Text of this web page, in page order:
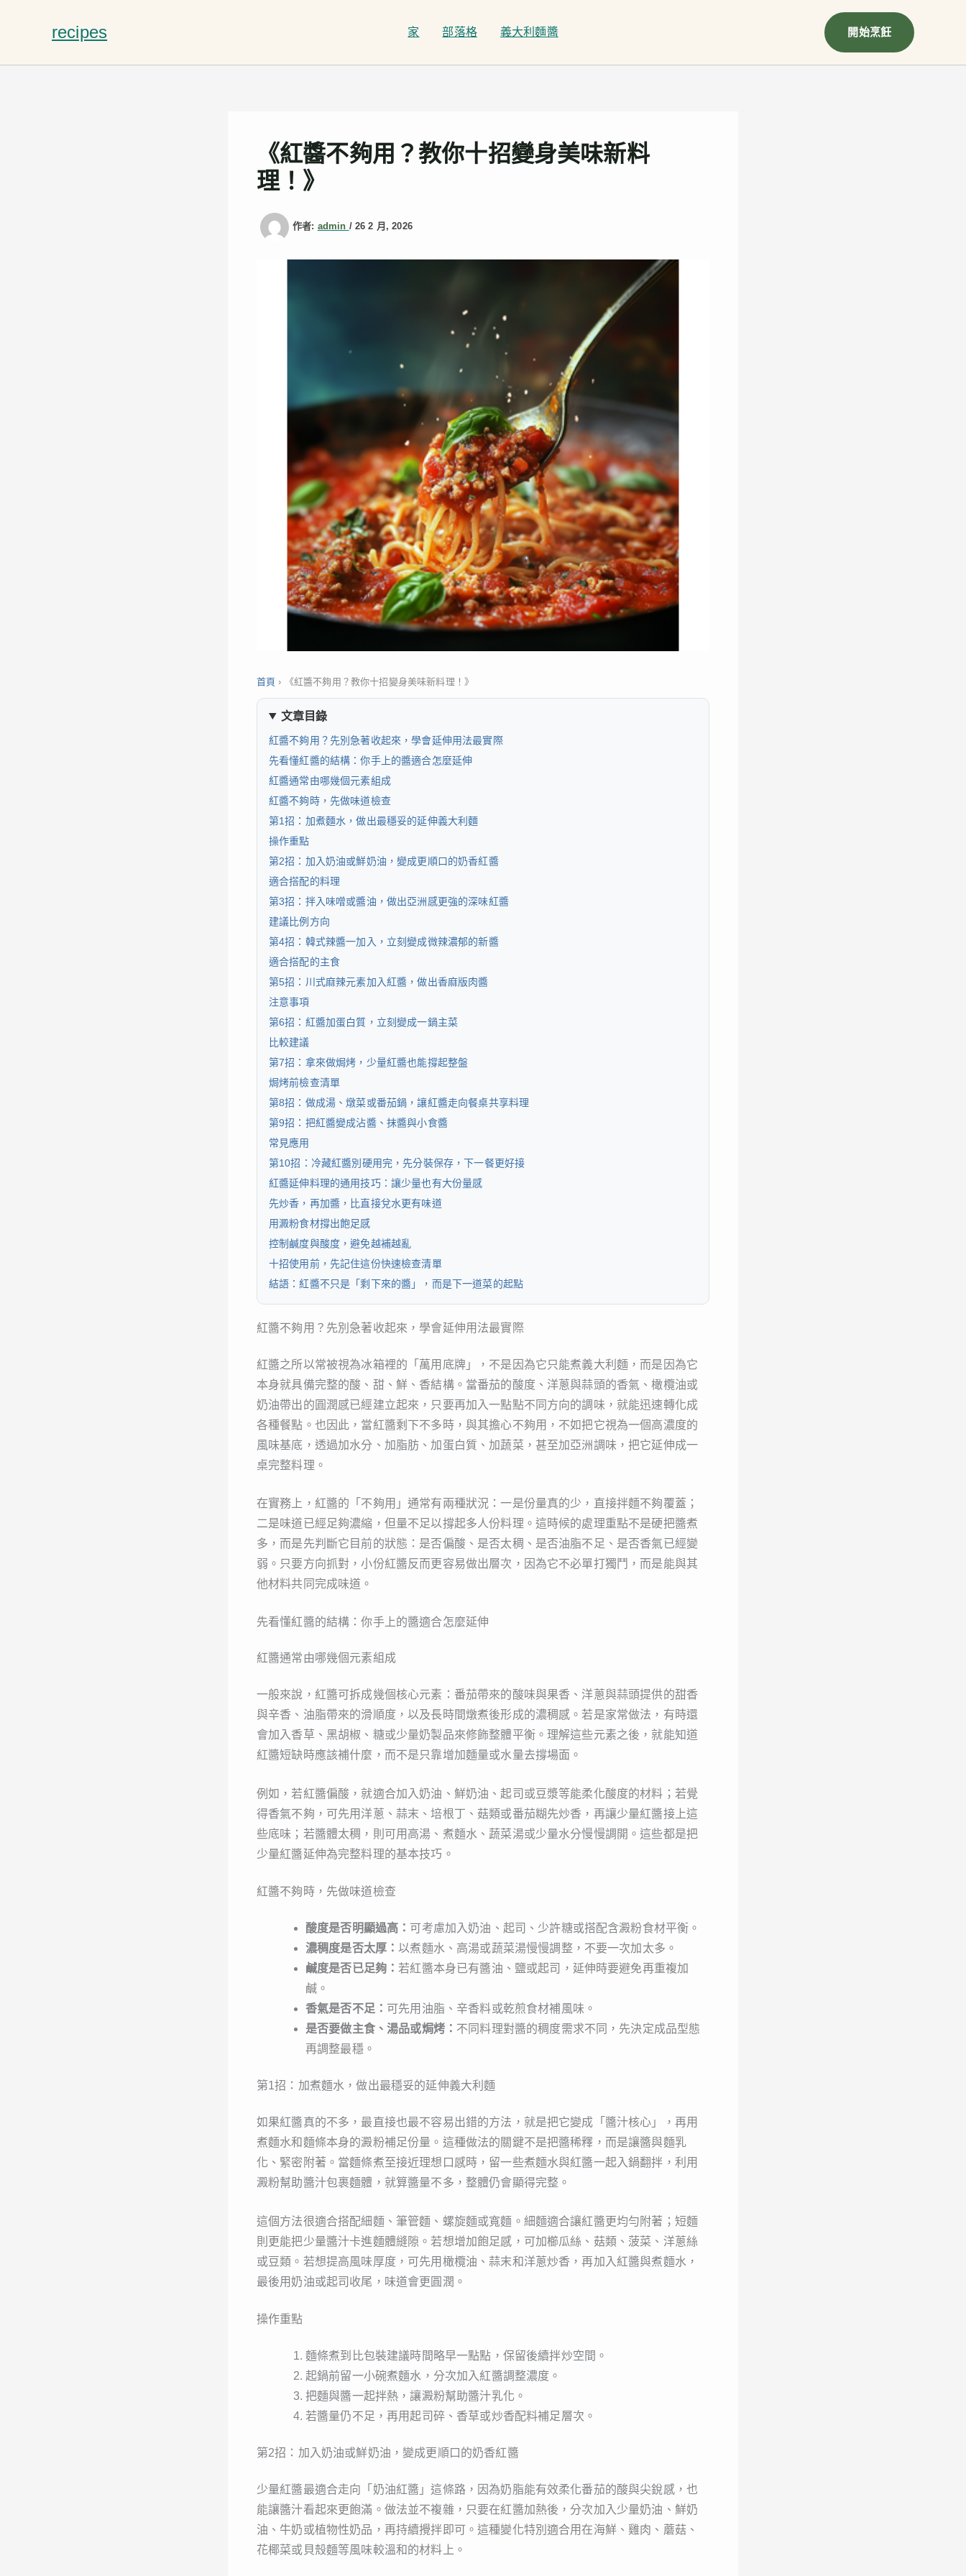
要
recipes 家 部落格 義大利麵醬 開始烹飪
《紅醬不夠用？教你十招變身美味新料
理！》
作者: admin / 26 2 月, 2026
首頁 › 《紅醬不夠用？教你十招變身美味新料理！》
文章目錄
紅醬不夠用？先別急著收起來，學會延伸用法最實際
先看懂紅醬的結構：你手上的醬適合怎麼延伸
紅醬通常由哪幾個元素組成
紅醬不夠時，先做味道檢查
第1招：加煮麵水，做出最穩妥的延伸義大利麵
操作重點
第2招：加入奶油或鮮奶油，變成更順口的奶香紅醬
適合搭配的料理
第3招：拌入味噌或醬油，做出亞洲感更強的深味紅醬
建議比例方向
第4招：韓式辣醬一加入，立刻變成微辣濃郁的新醬
適合搭配的主食
第5招：川式麻辣元素加入紅醬，做出香麻版肉醬
注意事項
第6招：紅醬加蛋白質，立刻變成一鍋主菜
比較建議
第7招：拿來做焗烤，少量紅醬也能撐起整盤
焗烤前檢查清單
第8招：做成湯、燉菜或番茄鍋，讓紅醬走向餐桌共享料理
第9招：把紅醬變成沾醬、抹醬與小食醬
常見應用
第10招：冷藏紅醬別硬用完，先分裝保存，下一餐更好接
紅醬延伸料理的通用技巧：讓少量也有大份量感
先炒香，再加醬，比直接兌水更有味道
用澱粉食材撐出飽足感
控制鹹度與酸度，避免越補越亂
十招使用前，先記住這份快速檢查清單
結語：紅醬不只是「剩下來的醬」，而是下一道菜的起點
紅醬不夠用？先別急著收起來，學會延伸用法最實際
紅醬之所以常被視為冰箱裡的「萬用底牌」，不是因為它只能煮義大利麵，而是因為它
本身就具備完整的酸、甜、鮮、香結構。當番茄的酸度、洋蔥與蒜頭的香氣、橄欖油或
奶油帶出的圓潤感已經建立起來，只要再加入一點點不同方向的調味，就能迅速轉化成
各種餐點。也因此，當紅醬剩下不多時，與其擔心不夠用，不如把它視為一個高濃度的
風味基底，透過加水分、加脂肪、加蛋白質、加蔬菜，甚至加亞洲調味，把它延伸成一
桌完整料理。
在實務上，紅醬的「不夠用」通常有兩種狀況：一是份量真的少，直接拌麵不夠覆蓋；
二是味道已經足夠濃縮，但量不足以撐起多人份料理。這時候的處理重點不是硬把醬煮
多，而是先判斷它目前的狀態：是否偏酸、是否太稠、是否油脂不足、是否香氣已經變
弱。只要方向抓對，小份紅醬反而更容易做出層次，因為它不必單打獨鬥，而是能與其
他材料共同完成味道。
先看懂紅醬的結構：你手上的醬適合怎麼延伸
紅醬通常由哪幾個元素組成
一般來說，紅醬可拆成幾個核心元素：番茄帶來的酸味與果香、洋蔥與蒜頭提供的甜香
與辛香、油脂帶來的滑順度，以及長時間燉煮後形成的濃稠感。若是家常做法，有時還
會加入香草、黑胡椒、糖或少量奶製品來修飾整體平衡。理解這些元素之後，就能知道
紅醬短缺時應該補什麼，而不是只靠增加麵量或水量去撐場面。
例如，若紅醬偏酸，就適合加入奶油、鮮奶油、起司或豆漿等能柔化酸度的材料；若覺
得香氣不夠，可先用洋蔥、蒜末、培根丁、菇類或番茄糊先炒香，再讓少量紅醬接上這
些底味；若醬體太稠，則可用高湯、煮麵水、蔬菜湯或少量水分慢慢調開。這些都是把
少量紅醬延伸為完整料理的基本技巧。
紅醬不夠時，先做味道檢查
酸度是否明顯過高： 可考慮加入奶油、起司、少許糖或搭配含澱粉食材平衡。
濃稠度是否太厚：以煮麵水、高湯或蔬菜湯慢慢調整，不要一次加太多。
鹹度是否已足夠：若紅醬本身已有醬油、鹽或起司，延伸時要避免再重複加
鹹。
香氣是否不足： 可先用油脂、辛香料或乾煎食材補風味。
是否要做主食、湯品或焗烤： 不同料理對醬的稠度需求不同，先決定成品型態
再調整最穩。
第1招：加煮麵水，做出最穩妥的延伸義大利麵
如果紅醬真的不多，最直接也最不容易出錯的方法，就是把它變成「醬汁核心」，再用
煮麵水和麵條本身的澱粉補足份量。這種做法的關鍵不是把醬稀釋，而是讓醬與麵乳
化、緊密附著。當麵條煮至接近理想口感時，留一些煮麵水與紅醬一起入鍋翻拌，利用
澱粉幫助醬汁包裹麵體，就算醬量不多，整體仍會顯得完整。
這個方法很適合搭配細麵、筆管麵、螺旋麵或寬麵。細麵適合讓紅醬更均勻附著；短麵
則更能把少量醬汁卡進麵體縫隙。若想增加飽足感，可加櫛瓜絲、菇類、菠菜、洋蔥絲
或豆類。若想提高風味厚度，可先用橄欖油、蒜末和洋蔥炒香，再加入紅醬與煮麵水，
最後用奶油或起司收尾，味道會更圓潤。
操作重點
麵條煮到比包裝建議時間略早一點點，保留後續拌炒空間。
起鍋前留一小碗煮麵水，分次加入紅醬調整濃度。
把麵與醬一起拌熱，讓澱粉幫助醬汁乳化。
若醬量仍不足，再用起司碎、香草或炒香配料補足層次。
第2招：加入奶油或鮮奶油，變成更順口的奶香紅醬
少量紅醬最適合走向「奶油紅醬」這條路，因為奶脂能有效柔化番茄的酸與尖銳感，也
能讓醬汁看起來更飽滿。做法並不複雜，只要在紅醬加熱後，分次加入少量奶油、鮮奶
油、牛奶或植物性奶品，再持續攪拌即可。這種變化特別適合用在海鮮、雞肉、蘑菇、
花椰菜或貝殼麵等風味較溫和的材料上。